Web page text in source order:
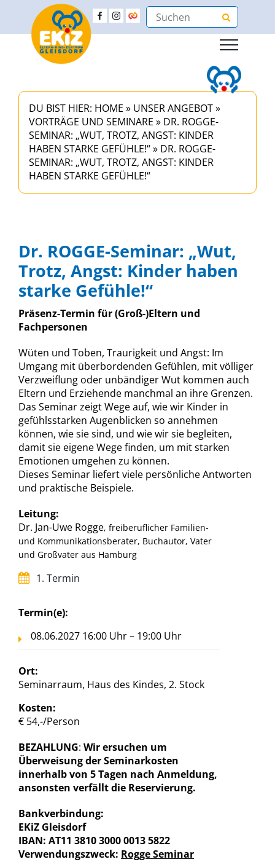
DU BIST HIER: HOME » UNSER ANGEBOT»
VORTRÄGE UND SEMINARE » DR. ROGGE-
SEMINAR: „WUT, TROTZ, ANGST: KINDER
HABEN STARKE GEFÜHLE!“» DR. ROGGE-
SEMINAR: „WUT, TROTZ, ANGST: KINDER
HABEN STARKE GEFÜHLE!“
Dr. ROGGE-Seminar: „Wut,
Trotz, Angst: Kinder haben
starke Gefühle!“
Präsenz-Termin für (Groß-)Eltern und
Fachpersonen
Wüten und Toben, Traurigkeit und Angst: Im
Umgang mit überbordenden Gefühlen, mit völliger
Verzweiflung oder unbändiger Wut kommen auch
Eltern und Erziehende manchmal an ihre Grenzen.
Das Seminar zeigt Wege auf, wie wir Kinder in
gefühlsstarken Augenblicken so annehmen
können, wie sie sind, und wie wir sie begleiten,
damit sie eigene Wege finden, um mit starken
Emotionen umgehen zu können.
Dieses Seminar liefert viele persönliche Antworten
und praktische Beispiele.
Leitung:
Dr. Jan-Uwe Rogge, freiberuflicher Familien-
und Kommunikationsberater, Buchautor, Vater
und Großvater aus Hamburg
1. Termin
Termin(e):
08.06.2027 16:00 Uhr – 19:00 Uhr
Ort:
Seminarraum, Haus des Kindes, 2. Stock
Kosten:
€ 54,-/Person
BEZAHLUNG: Wir ersuchen um
Überweisung der Seminarkosten
innerhalb von 5 Tagen nach Anmeldung,
ansonsten verfällt die Reservierung.
Bankverbindung:
EKiZ Gleisdorf
IBAN: AT11 3810 3000 0013 5822
Verwendungszweck: Rogge Seminar